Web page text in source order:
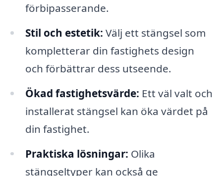
förbipasserande.
Stil och estetik: Välj ett stängsel som
kompletterar din fastighets design
och förbättrar dess utseende.
Ökad fastighetsvärde: Ett väl valt och
installerat stängsel kan öka värdet på
din fastighet.
Praktiska lösningar: Olika
stängseltyper kan också ge